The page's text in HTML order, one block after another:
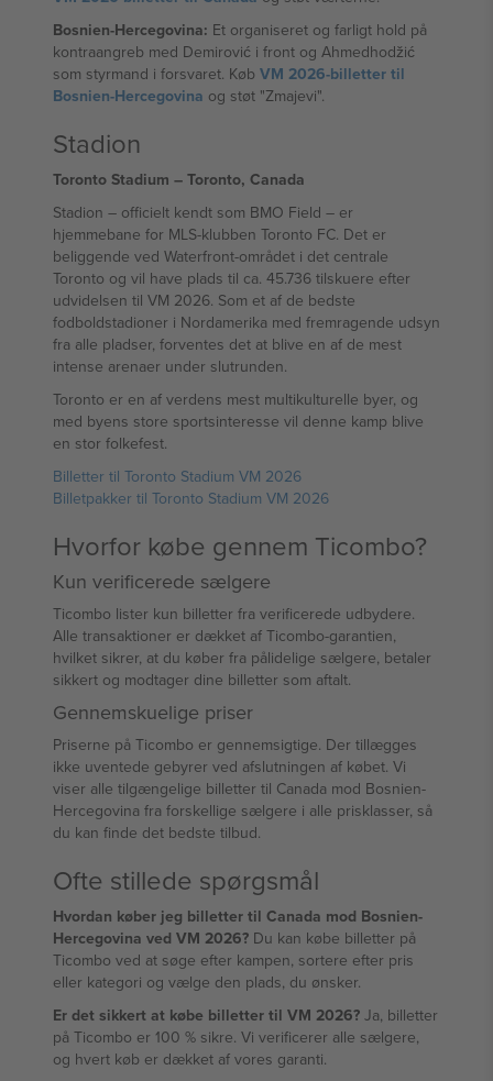
Bosnien-Hercegovina: Et organiseret og farligt hold på
kontraangreb med Demirović i front og Ahmedhodžić
som styrmand i forsvaret. Køb VM 2026-billetter til
Bosnien-Hercegovina og støt "Zmajevi".
Stadion
Toronto Stadium – Toronto, Canada
Stadion – officielt kendt som BMO Field – er
hjemmebane for MLS-klubben Toronto FC. Det er
beliggende ved Waterfront-området i det centrale
Toronto og vil have plads til ca. 45.736 tilskuere efter
udvidelsen til VM 2026. Som et af de bedste
fodboldstadioner i Nordamerika med fremragende udsyn
fra alle pladser, forventes det at blive en af de mest
intense arenaer under slutrunden.
Toronto er en af verdens mest multikulturelle byer, og
med byens store sportsinteresse vil denne kamp blive
en stor folkefest.
Billetter til Toronto Stadium VM 2026
Billetpakker til Toronto Stadium VM 2026
Hvorfor købe gennem Ticombo?
Kun verificerede sælgere
Ticombo lister kun billetter fra verificerede udbydere.
Alle transaktioner er dækket af Ticombo-garantien,
hvilket sikrer, at du køber fra pålidelige sælgere, betaler
sikkert og modtager dine billetter som aftalt.
Gennemskuelige priser
Priserne på Ticombo er gennemsigtige. Der tillægges
ikke uventede gebyrer ved afslutningen af købet. Vi
viser alle tilgængelige billetter til Canada mod Bosnien-
Hercegovina fra forskellige sælgere i alle prisklasser, så
du kan finde det bedste tilbud.
Ofte stillede spørgsmål
Hvordan køber jeg billetter til Canada mod Bosnien-
Hercegovina ved VM 2026? Du kan købe billetter på
Ticombo ved at søge efter kampen, sortere efter pris
eller kategori og vælge den plads, du ønsker.
Er det sikkert at købe billetter til VM 2026? Ja, billetter
på Ticombo er 100 % sikre. Vi verificerer alle sælgere,
og hvert køb er dækket af vores garanti.